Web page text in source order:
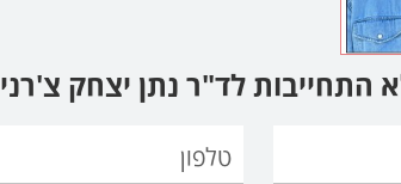
התחייבות לד"ר נתן יצחק צ'רני